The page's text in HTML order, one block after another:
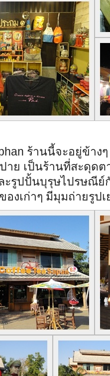
ร้านนี้จะอยู่ข้า
าย เป็นร้านที่สะดุด
ะรูปปั้นบุรุษไปรษณีย์
งเก่าๆ มีมุมถ่ายรูปเ